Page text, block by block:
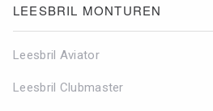
LEESBRIL MONTUREN
Leesbril Aviator
Leesbril Clubmaster